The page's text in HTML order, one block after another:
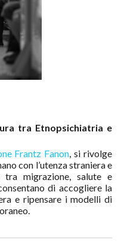
tra Etnopsichiatria e
Frantz Fanon, si rivolge
con l’utenza straniera e
tra migrazione, salute e
di accogliere la
e ripensare i modelli di